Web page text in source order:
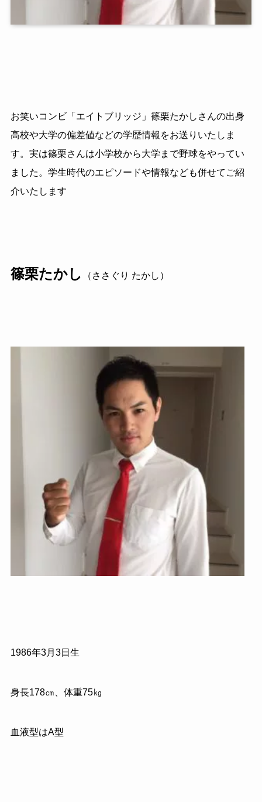
お笑いコンビ「エイトブリッジ」篠栗たかしさんの出身
高校や大学の偏差値などの学歴情報をお送りいたしま
す。実は篠栗さんは小学校から大学まで野球をやってい
ました。学生時代のエピソードや情報なども併せてご紹
介いたします
篠栗たかし （ささぐり たかし）
1986年3月3日生
身長178㎝、体重75㎏
血液型はA型